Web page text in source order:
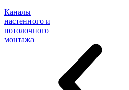
Каналы
настенного и
потолочного
монтажа